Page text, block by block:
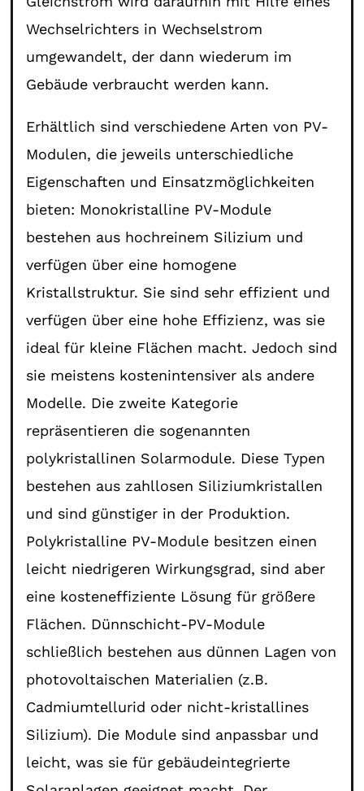
Wechselrichters in Wechselstrom
umgewandelt, der dann wiederum im
Gebäude verbraucht werden kann.
Erhältlich sind verschiedene Arten von PV-
Modulen, die jeweils unterschiedliche
Eigenschaften und Einsatzmöglichkeiten
bieten: Monokristalline PV-Module
bestehen aus hochreinem Silizium und
verfügen über eine homogene
Kristallstruktur. Sie sind sehr effizient und
verfügen über eine hohe Effizienz, was sie
ideal für kleine Flächen macht. Jedoch sind
sie meistens kostenintensiver als andere
Modelle. Die zweite Kategorie
repräsentieren die sogenannten
polykristallinen Solarmodule. Diese Typen
bestehen aus zahllosen Siliziumkristallen
und sind günstiger in der Produktion.
Polykristalline PV-Module besitzen einen
leicht niedrigeren Wirkungsgrad, sind aber
eine kosteneffiziente Lösung für größere
Flächen. Dünnschicht-PV-Module
schließlich bestehen aus dünnen Lagen von
photovoltaischen Materialien (z.B.
Cadmiumtellurid oder nicht-kristallines
Silizium). Die Module sind anpassbar und
leicht, was sie für gebäudeintegrierte